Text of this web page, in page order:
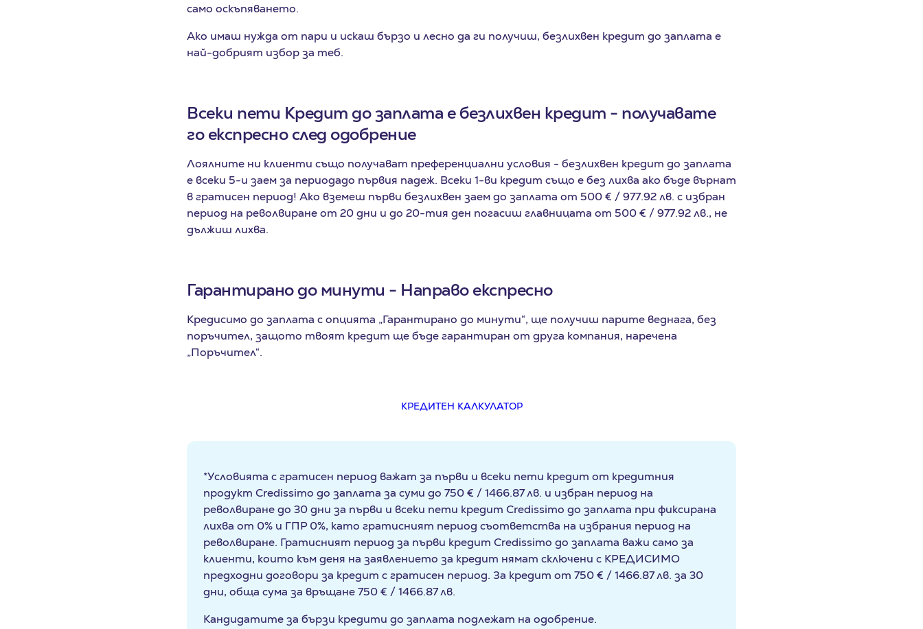
само оскъпяването.
Ако имаш нужда от пари и искаш бързо и лесно да ги получиш, безлихвен кредит до заплата е
най-добрият избор за теб.
Всеки пети Кредит до заплата е безлихвен кредит - получавате
го експресно след одобрение
Лоялните ни клиенти също получават преференциални условия - безлихвен кредит до заплата
е всеки 5-и заем за периодадо първия падеж. Всеки 1-ви кредит също е без лихва ако бъде върнат
в гратисен период! Ако вземеш първи безлихвен заем до заплата от 500 € / 977.92 лв. с избран
период на револвиране от 20 дни и до 20-тия ден погасиш главницата от 500 € / 977.92 лв., не
дължиш лихва.
Гарантирано до минути - Направо експресно
Кредисимо до заплата с опцията „Гарантирано до минути“, ще получиш парите веднага, без
поръчител, защото твоят кредит ще бъде гарантиран от друга компания, наречена
„Поръчител“.
КРЕДИТЕН КАЛКУЛАТОР
*Условията с гратисен период важат за първи и всеки пети кредит от кредитния
продукт Credissimo до заплата за суми до 750 € / 1466.87 лв. и избран период на
револвиране до 30 дни за първи и всеки пети кредит Credissimo до заплата при фиксирана
лихва от 0% и ГПР 0%, като гратисният период съответства на избрания период на
револвиране. Гратисният период за първи кредит Credissimo до заплата важи само за
клиенти, които към деня на заявлението за кредит нямат сключени с КРЕДИСИМО
предходни договори за кредит с гратисен период. За кредит от 750 € / 1466.87 лв. за 30
дни, обща сума за връщане750 € / 1466.87 лв.
Кандидатите за бързи кредити до заплата подлежат на одобрение.